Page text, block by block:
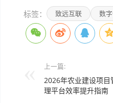
标签： 致远互联 数
上一篇:
2026年农业建设项目
理平台效率提升指南